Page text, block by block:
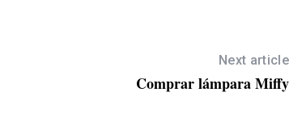
Next article
Comprar lámpara Miffy